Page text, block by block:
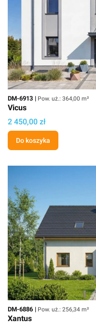
Kod
DM-6913 Powierzchnia użytkowa
Pow. uż.: 364,00 m²
Vicus
Cena projektu
2 450,00 zł
Do koszyka
Kod
DM-6886 Powierzchnia użytkowa
Pow. uż.: 256,34 m²
Xantus